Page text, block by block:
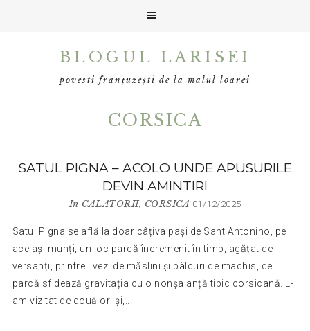
BLOGUL LARISEI
povesti franțuzești de la malul loarei
CORSICA
SATUL PIGNA – ACOLO UNDE APUSURILE
DEVIN AMINTIRI
In CALATORII, CORSICA 01/12/2025
Satul Pigna se află la doar câțiva pași de Sant Antonino, pe
aceiași munți, un loc parcă încremenit în timp, agățat de
versanți, printre livezi de măslini și pâlcuri de machis, de
parcă sfidează gravitația cu o nonșalanță tipic corsicană. L-
am vizitat de două ori și,...